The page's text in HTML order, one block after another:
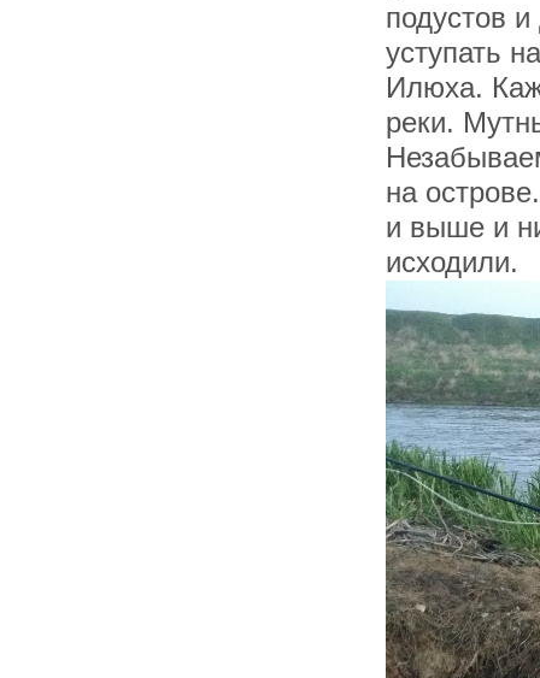
подустов
уступать
Илюха.
реки.
на
и выше и
исходили.